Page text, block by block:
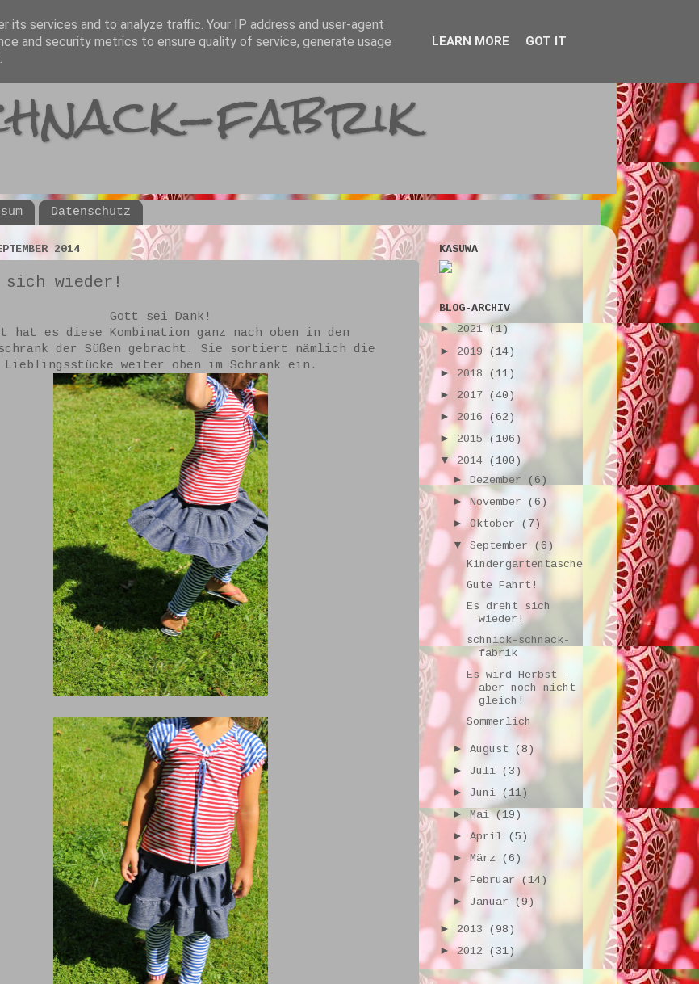
fabrik
Datenschutz
2014
sich wieder!
Gott sei Dank!
hat es diese Kombination ganz nach oben in den
der Süßen gebracht. Sie sortiert nämlich die
Lieblingsstücke weiter oben im Schrank ein.
KASUWA
BLOG-ARCHIV
► 2021(1)
► 2019 (14)
► 2018 (11)
► 2017 (40)
► 2016 (62)
► 2015 (106)
▼ 2014 (100)
►Dezember
(6)
►November (6)
►Oktober (7)
▼September (6)
Kindergartentasche
Gute Fahrt!
Es dreht sich
wieder!
schnick-schnack-
fabrik
Es wird Herbst -
aber noch nicht
gleich!
Sommerlich
►August (8)
► Juli (3)
► Juni (11)
►Mai(19)
►April (5)
►März (6)
►Februar(14)
► Januar (9)
► 2013 (98)
►2012 (31)
its services and to analyze traffic. Your IP address and user-agent
and security metrics to ensure quality of service, generate usage
LEARN MORE GOT IT